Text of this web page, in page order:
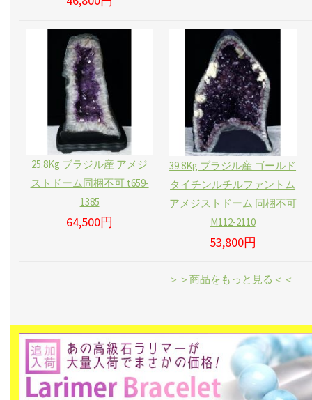
25.8Kg ブラジル産 アメジ
ストドーム同梱不可 t659-
1385
64,500円
39.8Kg ブラジル産 ゴールド
タイチンルチルファントム
アメジストドーム 同梱不可
M112-2110
53,800円
＞＞商品をもっと見る＜＜